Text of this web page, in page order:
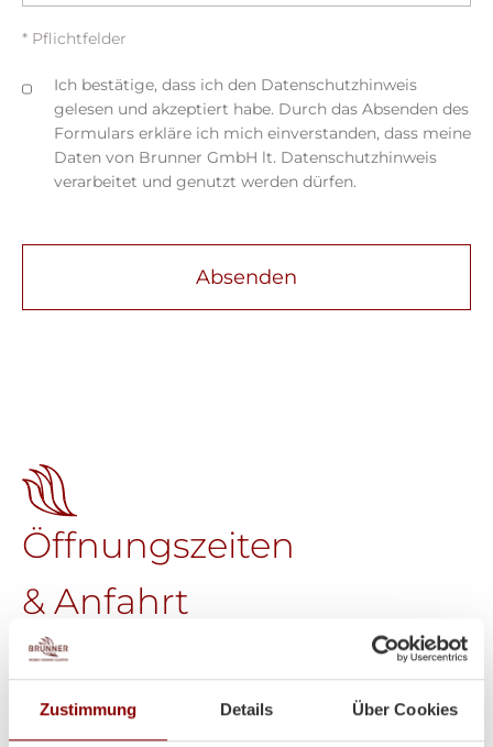
Zustimmung Details Über Cookies
* Pflichtfelder
Ich bestätige, dass ich den Datenschutzhinweis
gelesen und akzeptiert habe. Durch das Absenden des
Formulars erkläre ich mich einverstanden, dass meine
Daten von Brunner GmbH lt. Datenschutzhinweis
verarbeitet und genutzt werden dürfen.
Absenden
Öffnungszeiten
& Anfahrt
Brunner GmbH